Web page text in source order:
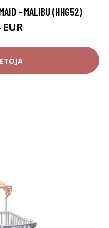
- MALIBU (HHG52)
EUR